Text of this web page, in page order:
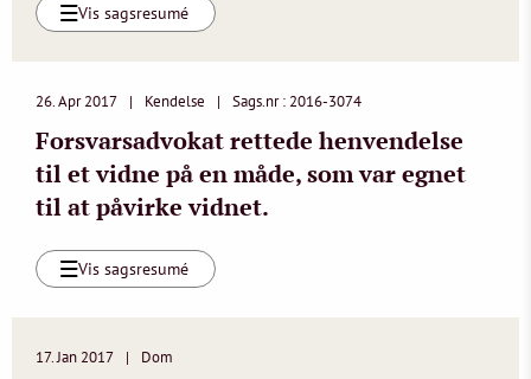
Vis sagsresumé
26. Apr 2017 Kendelse Sags.nr : 2016-3074
Forsvarsadvokat rettede henvendelse
til et vidne på en måde, som var egnet
til at påvirke vidnet.
Vis sagsresumé
17. Jan 2017 Dom